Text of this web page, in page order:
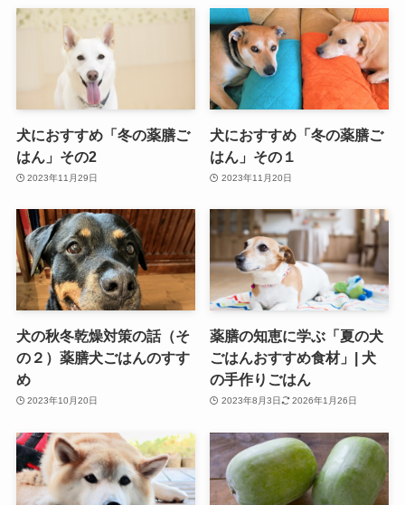
犬におすすめ「冬の薬膳ご
はん」その2
2023年11月29日
犬におすすめ「冬の薬膳ご
はん」その１
2023年11月20日
犬の秋冬乾燥対策の話（そ
の２）薬膳犬ごはんのすす
め
2023年10月20日
薬膳の知恵に学ぶ「夏の犬
ごはんおすすめ食材」| 犬
の手作りごはん
2023年8月3日 2026年1月26日